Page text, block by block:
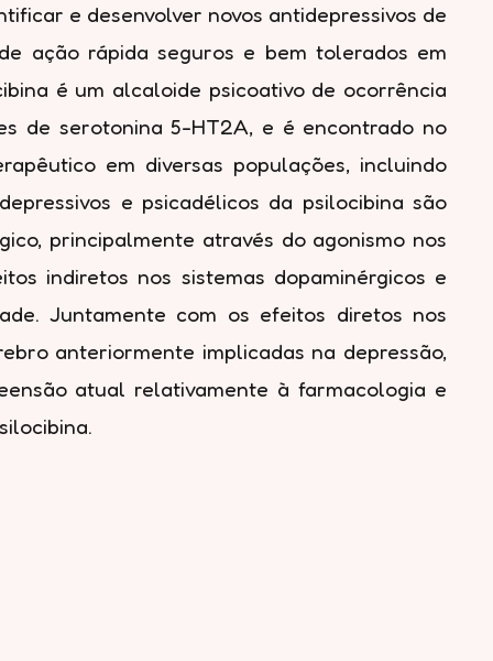
e desenvolver novos antidepressivos de
ação rápida seguros e bem tolerados em
é um alcaloide psicoativo de ocorrência
de serotonina 5-HT2A, e é encontrado no
em diversas populações, incluindo
e psicadélicos da psilocibina são
principalmente através do agonismo nos
indiretos nos sistemas dopaminérgicos e
Juntamente com os efeitos diretos nos
anteriormente implicadas na depressão,
atual relativamente à farmacologia e